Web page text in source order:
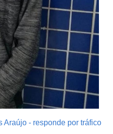
Araújo - responde por tráfico